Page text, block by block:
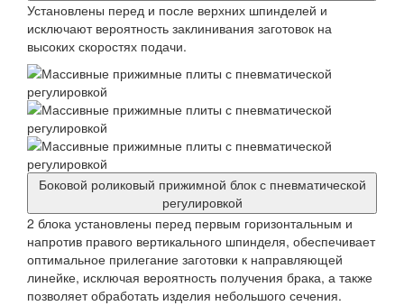
Установлены перед и после верхних шпинделей и
исключают вероятность заклинивания заготовок на
высоких скоростях подачи.
Боковой роликовый прижимной блок с пневматической
регулировкой
2 блока установлены перед первым горизонтальным и
напротив правого вертикального шпинделя, обеспечивает
оптимальное прилегание заготовки к направляющей
линейке, исключая вероятность получения брака, а также
позволяет обработать изделия небольшого сечения.